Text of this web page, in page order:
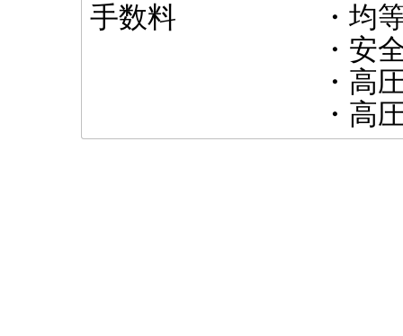
手数料 ・均等割
・安全帽・・
・高圧手袋・
・高圧長靴・